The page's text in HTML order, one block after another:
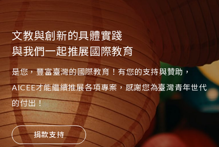
文教與創新的具體實踐
與我們一起推展國際教育
是您，豐富臺灣的國際教育！有您的支持與贊助，
AICEE才能繼續推展各項專案，感謝您為臺灣青年世代
的付出！
捐款支持